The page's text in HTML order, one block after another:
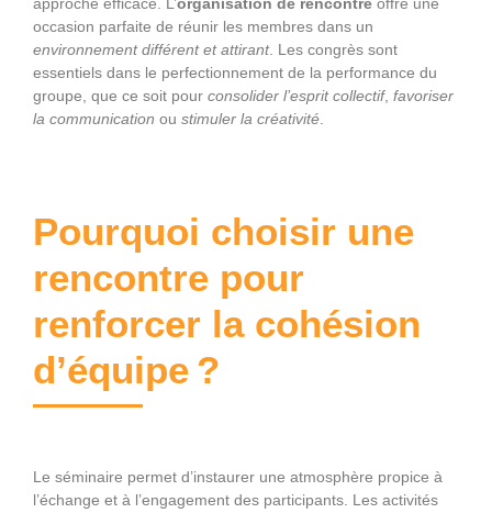
occasion parfaite de réunir les membres dans un
environnement différent et attirant. Les congrès sont
essentiels dans le perfectionnement de la performance du
groupe, que ce soit pour consolider l’esprit collectif, favoriser
la communication ou stimuler la créativité
Pourquoi choisir une
rencontre pour
renforcer la cohésion
d’équipe ?
Le séminaire permet d’instaurer une atmosphère propice à
l’échange et à l’engagement des participants. Les activités